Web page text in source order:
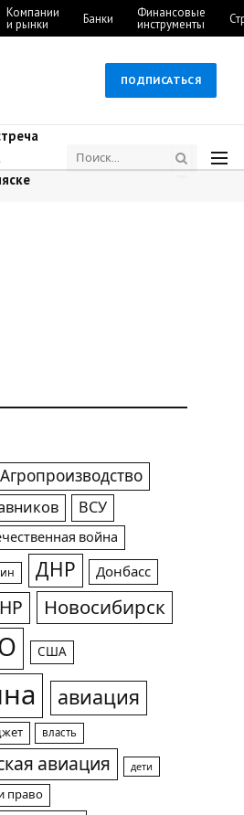
Компании
и рынки Банки Финансовые
инструменты
ПОДПИСАТЬСЯ
Агропроизводство
ВСУ
война
ДНР Донбасс
Новосибирск
США
авиация
власть
авиация дети
право